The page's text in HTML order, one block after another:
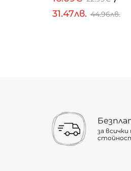
31.47лв. 44.96лв.
за всички